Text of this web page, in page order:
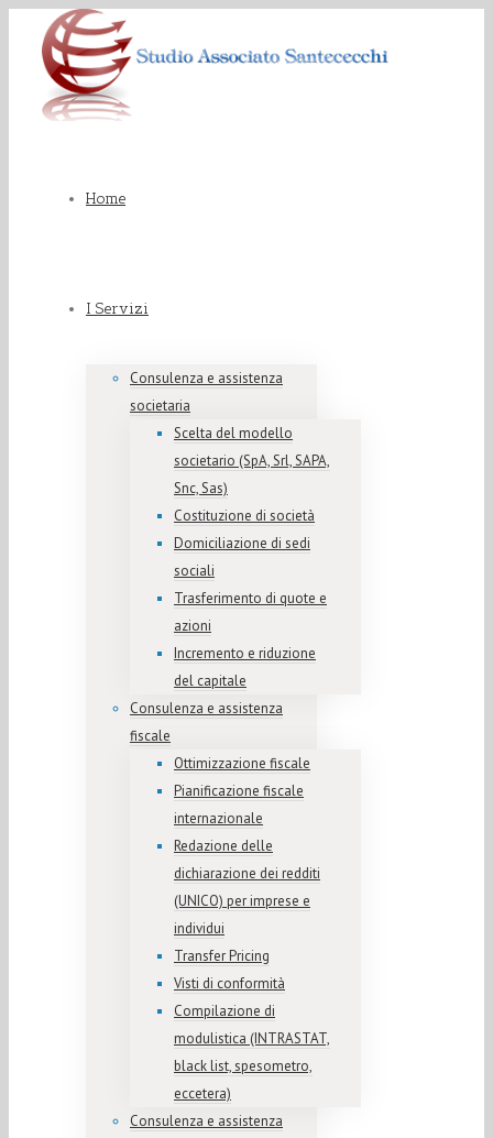
Home
I Servizi
Consulenza e assistenza
societaria
Scelta del modello
societario (SpA, Srl, SAPA,
Snc, Sas)
Costituzione di società
Domiciliazione di sedi
sociali
Trasferimento di quote e
azioni
Incremento e riduzione
del capitale
Consulenza e assistenza
fiscale
Ottimizzazione fiscale
Pianificazione fiscale
internazionale
Redazione delle
dichiarazione dei redditi
(UNICO) per imprese e
individui
Transfer Pricing
Visti di conformità
Compilazione di
modulistica (INTRASTAT,
black list, spesometro,
eccetera)
Consulenza e assistenza